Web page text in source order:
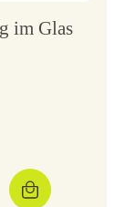
im Glas